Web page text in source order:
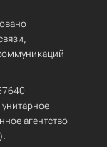
агентство